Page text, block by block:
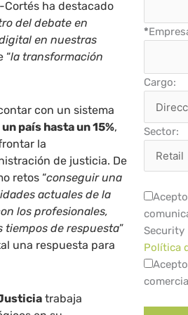
Cortés ha destacado
del debate en
en nuestras
“la transformación
con un sistema
país hasta un 15%,
la
de justicia. De
retos “conseguir una
actuales de la
los profesionales,
tiempos de respuesta”
una respuesta para
trabaja
*
Cargo:
Sector:
Security
Política